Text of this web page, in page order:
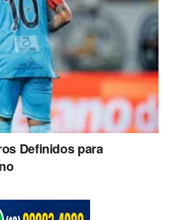
Definidos para